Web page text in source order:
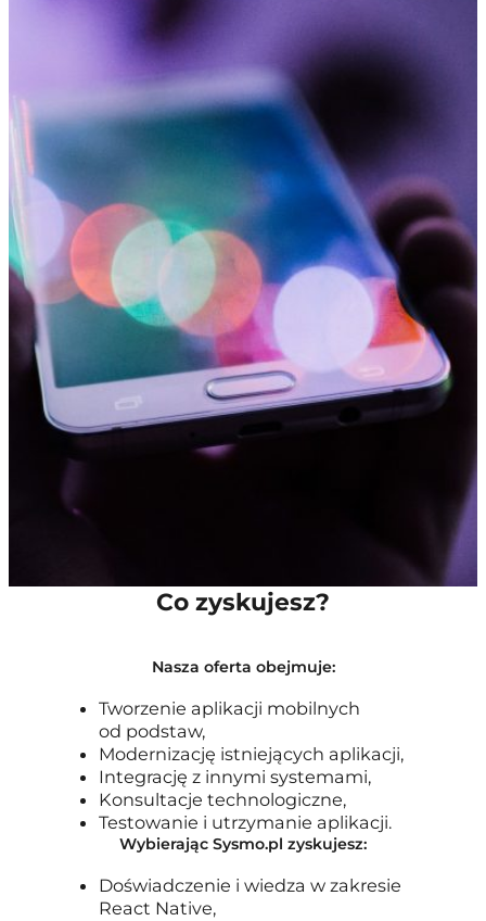
Co zyskujesz?
Nasza oferta obejmuje:
Tworzenie aplikacji mobilnych
od podstaw,
Modernizację istniejących aplikacji,
Integrację z innymi systemami,
Konsultacje technologiczne,
Testowanie i utrzymanie aplikacji.
Wybierając Sysmo.pl zyskujesz:
Doświadczenie i wiedza w zakresie
React Native,